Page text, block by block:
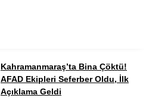
Kahramanmaraş’ta Bina Çöktü!
AFAD Ekipleri Seferber Oldu, İlk
Açıklama Geldi